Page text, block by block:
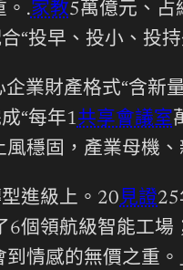
。.家教5萬億元、占
“投早、投小、投持
業財產格式“含新
“每年1共享會議室
穩固，產業母機
進級上。20見證
個領航級智能工
情感的無價之重